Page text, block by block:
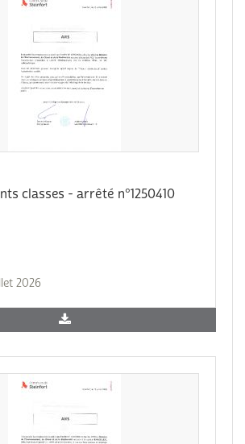
classes - arrêté n°1250410
2026